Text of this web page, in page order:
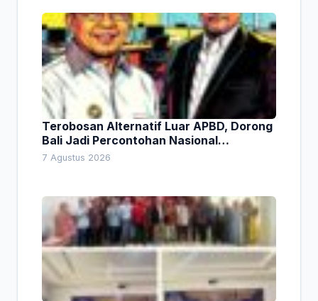
Terobosan Alternatif Luar APBD, Dorong
Bali Jadi Percontohan Nasional
Pembiayaan Daerah
7 Agustus 2026